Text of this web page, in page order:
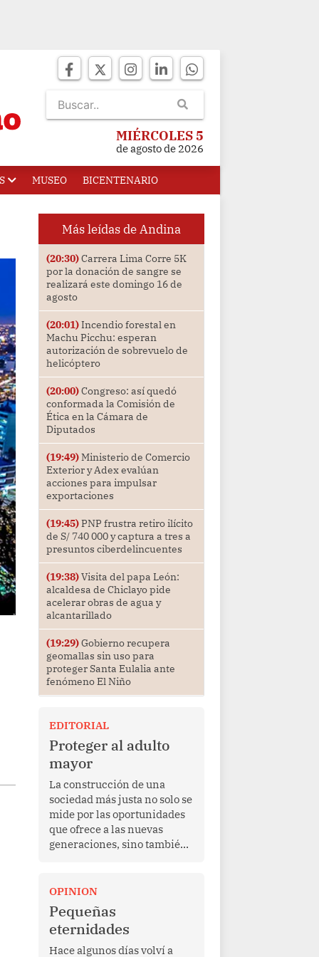
MIÉRCOLES 5
de agosto de 2026
MUSEO BICENTENARIO
Más leídas de Andina
(20:30)Carrera Lima Corre 5K
por la donación de sangre se
realizará este domingo 16 de
agosto
(20:01)Incendio forestal en
Machu Picchu: esperan
autorización de sobrevuelo de
helicóptero
(20:00)Congreso: así quedó
conformada la Comisión de
Ética en la Cámara de
Diputados
(19:49)Ministerio de Comercio
Exterior y Adex evalúan
acciones para impulsar
exportaciones
(19:45)PNP frustra retiro ilícito
de S/ 740 000 y captura a tres a
presuntos ciberdelincuentes
(19:38)Visita del papa León:
alcaldesa de Chiclayo pide
acelerar obras de agua y
alcantarillado
(19:29)Gobierno recupera
geomallas sin uso para
proteger Santa Eulalia ante
fenómeno El Niño
EDITORIAL
Proteger al adulto
mayor
La construcción de una
sociedad más justa no solo se
mide por las oportunidades
que ofrece a las nuevas
generaciones, sino también
de una vida de esfuerzo y
trabajo, afrontan la vejez en
condiciones de
vulnerabilidad. El anuncio
formulado por la presidenta
OPINION
Pequeñas
eternidades
Hace algunos días volví a